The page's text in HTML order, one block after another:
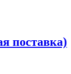
поставка)